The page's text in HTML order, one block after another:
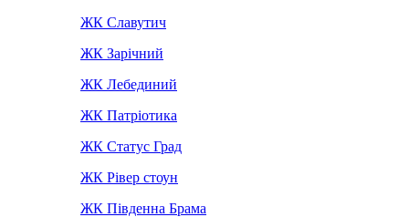
ЖК Славутич
ЖК Зарічний
ЖК Лебединий
ЖК Патріотика
ЖК Статус Град
ЖК Рівер стоун
ЖК Південна Брама